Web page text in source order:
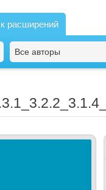
расширений
Все авторы